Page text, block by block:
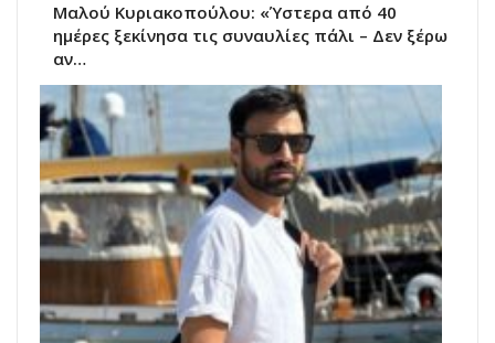
Μαλού Κυριακοπούλου: «Ύστερα από 40
ημέρες ξεκίνησα τις συναυλίες πάλι – Δεν ξέρω
αν…